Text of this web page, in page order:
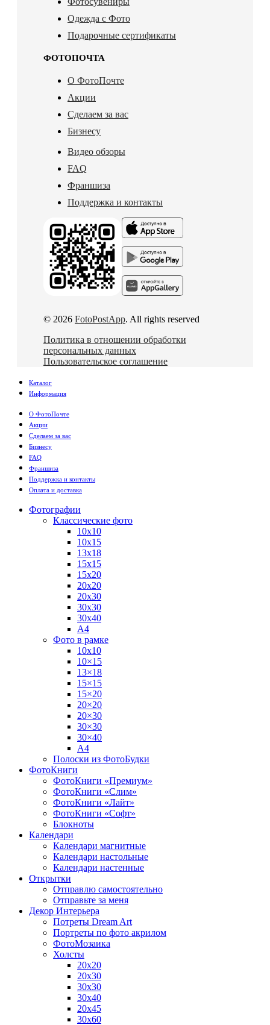
Одежда с Фото
Подарочные сертификаты
ФОТОПОЧТА
О ФотоПочте
Акции
Сделаем за вас
Бизнесу
Видео обзоры
FAQ
Франшиза
Поддержка и контакты
© 2026 FotoPostApp. All rights reserved
Политика в отношении обработки
персональных данных
Пользовательское соглашение
Каталог
Информация
О ФотоПочте
Акции
Сделаем за вас
Бизнесу
FAQ
Франшиза
Поддержка и контакты
Оплата и доставка
Фотографии
Классические фото
10х10
10х15
13х18
15х15
15х20
20х20
20х30
30х30
30х40
А4
Фото в рамке
10х10
10×15
13×18
15×15
15×20
20×20
20×30
30×30
30×40
A4
Полоски из ФотоБудки
ФотоКниги
ФотоКниги «Премиум»
ФотоКниги «Слим»
ФотоКниги «Лайт»
ФотоКниги «Софт»
Блокноты
Календари
Календари магнитные
Календари настольные
Календари настенные
Открытки
Отправлю самостоятельно
Отправьте за меня
Декор Интерьера
Потреты Dream Art
Портреты по фото акрилом
ФотоМозаика
Холсты
20х20
20х30
30х30
30х40
20х45
30х60